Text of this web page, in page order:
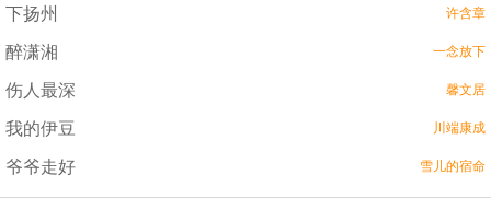
下扬州 许含章
醉潇湘 一念放下
伤人最深 馨文居
我的伊豆 川端康成
爷爷走好 雪儿的宿命